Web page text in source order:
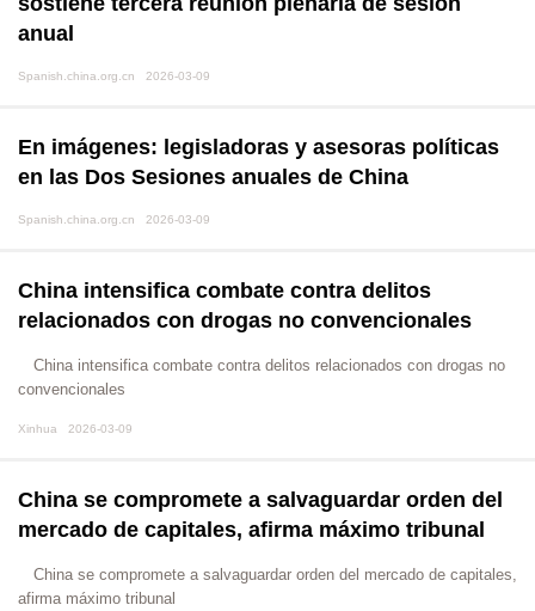
anual
Spanish.china.org.cn 2026-03-09
En imágenes: legisladoras y asesoras políticas
en las Dos Sesiones anuales de China
Spanish.china.org.cn 2026-03-09
China intensifica combate contra delitos
relacionados con drogas no convencionales
China intensifica combate contra delitos relacionados con drogas no
convencionales
Xinhua 2026-03-09
China se compromete a salvaguardar orden del
mercado de capitales, afirma máximo tribunal
China se compromete a salvaguardar orden del mercado de capitales,
afirma máximo tribunal